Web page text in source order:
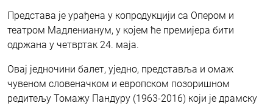
Представа је урађена у копродукцији са Опером и
театром Мадленианум, у којем ће премијера бити
одржана у четвртак 24. маја.
Овај једночини балет, уједно, представља и омаж
чувеном словеначком и европском позоришном
редитељу Томажу Пандуру (1963-2016) који је драмску